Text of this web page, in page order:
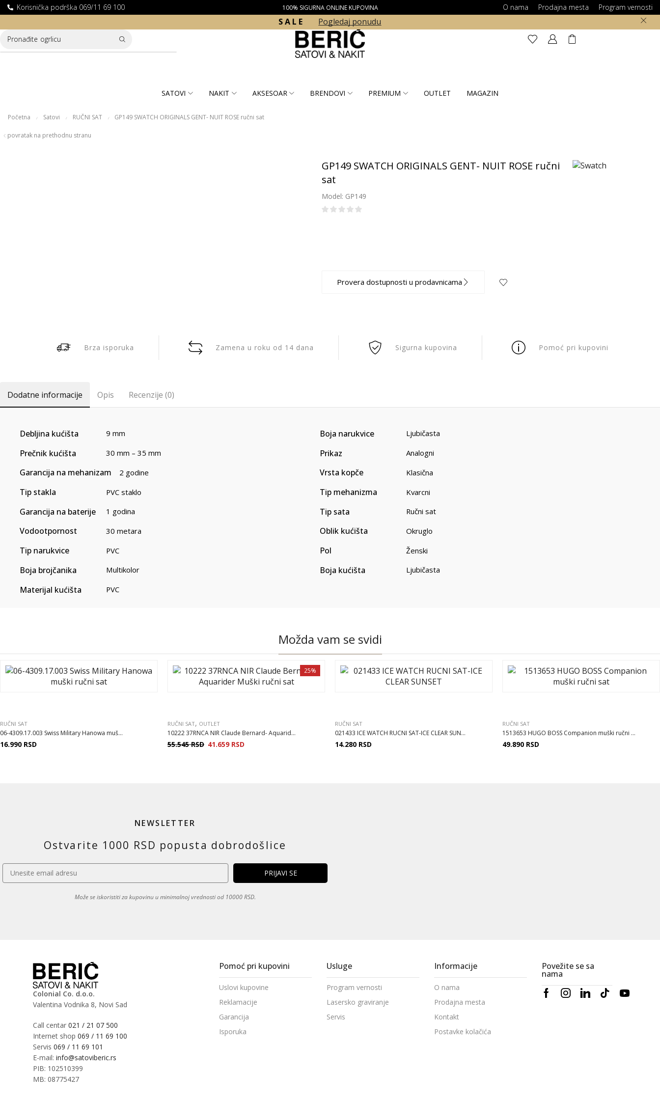
Korisnička podrška 069/11 69 100
DOSTAVA ZA KUPOVINE PREKO 10.000 RSD 100% SIGURNA ONLINE KUPOVINA O nama Prodajna mesta Program vernosti
S A L E Pogledaj ponudu
Pronađite ogrlicu
SATOVI NAKIT AKSESOAR BRENDOVI PREMIUM OUTLET MAGAZIN
Početna / Satovi / RUČNI SAT / GP149 SWATCH ORIGINALS GENT- NUIT ROSE ručni sat
povratak na prethodnu stranu
GP149 SWATCH ORIGINALS GENT- NUIT ROSE ručni
sat
Model: GP149
Provera dostupnosti u prodavnicama
Brza isporuka Zamena u roku od 14 dana Sigurna kupovina Pomoć pri kupovini
Dodatne informacije Opis Recenzije (0)
Debljina kućišta 9 mm Boja narukvice Ljubičasta
Prečnik kućišta 30 mm – 35 mm Prikaz Analogni
Garancija na mehanizam 2 godine Vrsta kopče Klasična
Tip stakla PVC staklo Tip mehanizma Kvarcni
Garancija na baterije 1 godina Tip sata Ručni sat
Vodootpornost 30 metara Oblik kućišta Okruglo
Tip narukvice PVC Pol Ženski
Boja brojčanika Multikolor Boja kućišta Ljubičasta
Materijal kućišta PVC
Možda vam se svidi
RUČNI SAT
06-4309.17.003 Swiss Military Hanowa muš...
16.990 RSD
25%
RUČNI SAT, OUTLET
10222 37RNCA NIR Claude Bernard- Aquarid...
55.545RSD 41.659 RSD
RUČNI SAT
021433 ICE WATCH RUCNI SAT-ICE CLEAR SUN...
14.280 RSD
RUČNI SAT
1513653 HUGO BOSS Companion muški ručni ...
49.890 RSD
NEWSLETTER
Ostvarite 1000 RSD popusta dobrodošlice
Može se iskoristiti za kupovinu u minimalnoj vrednosti od 10000 RSD.
Colonial Co. d.o.o.
Valentina Vodnika 8, Novi Sad
Call centar021 / 21 07 500
Internet shop069 / 11 69 100
Servis069 / 11 69 101
E-mail:info@satoviberic.rs
PIB: 102510399
MB: 08775427
Pomoć pri kupovini
Uslovi kupovine
Reklamacije
Garancija
Isporuka
Usluge
Program vernosti
Lasersko graviranje
Servis
Informacije
O nama
Prodajna mesta
Kontakt
Postavke kolačića
Povežite se sa
nama